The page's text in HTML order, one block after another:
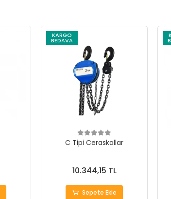
KARGO
BEDAVA
C Tipi Ceraskallar
10.344,15 TL
Sepete Ekle